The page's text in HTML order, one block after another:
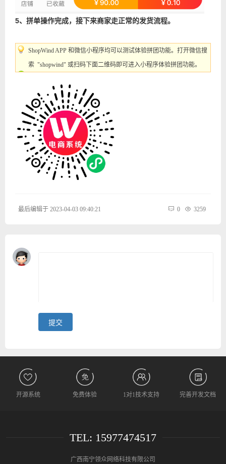
5、拼单操作完成，接下来商家走正常的发货流程。
ShopWind APP 和微信小程序均可以测试体验拼团功能。打开微信搜
索 "shopwind" 或扫码下面二维码即可进入小程序体验拼团功能。
最后编辑于 2023-04-03 09:40:21 0 3259
开源系统 免费体验 1对1技术支持 完善开发文档
TEL: 15977474517
广西南宁领众网络科技有限公司